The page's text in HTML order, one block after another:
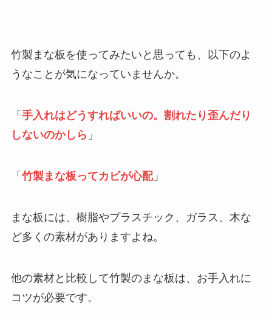
竹製まな板を使ってみたいと思っても、以下のよ
うなことが気になっていませんか。
「 手入れはどうすればいいの。割れたり歪んだり
しないのかしら 」
「 竹製まな板ってカビが心配」
まな板には、樹脂やプラスチック、ガラス、木な
ど多くの素材がありますよね。
他の素材と比較して竹製のまな板は、お手入れに
コツが必要です。